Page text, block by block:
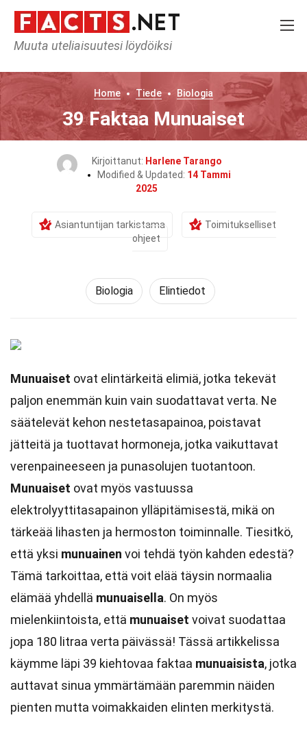
Muuta uteliaisuutesi löydöiksi
Home Tiede Biologia
39 Faktaa Munuaiset
Kirjoittanut: Harlene Tarango
Modified & Updated: 14 Tammi
2025
Asiantuntijan tarkistama
Toimitukselliset
ohjeet
Biologia Elintiedot
Munuaiset ovat elintärkeitä elimiä, jotka tekevät
paljon enemmän kuin vain suodattavat verta. Ne
säätelevät kehon nestetasapainoa, poistavat
jätteitä ja tuottavat hormoneja, jotka vaikuttavat
verenpaineeseen ja punasolujen tuotantoon.
Munuaiset ovat myös vastuussa
elektrolyyttitasapainon ylläpitämisestä, mikä on
tärkeää lihasten ja hermoston toiminnalle. Tiesitkö,
että yksi munuainen voi tehdä työn kahden edestä?
Tämä tarkoittaa, että voit elää täysin normaalia
elämää yhdellä munuaisella. On myös
mielenkiintoista, että munuaiset voivat suodattaa
jopa 180 litraa verta päivässä! Tässä artikkelissa
käymme läpi 39 kiehtovaa faktaa munuaisista, jotka
auttavat sinua ymmärtämään paremmin näiden
pienten mutta voimakkaiden elinten merkitystä.